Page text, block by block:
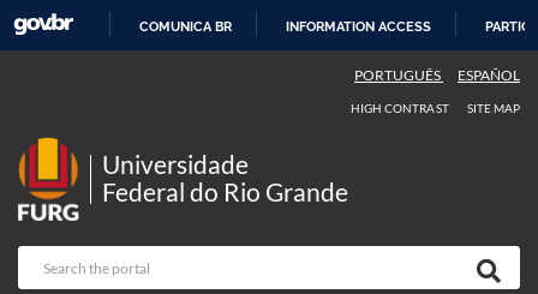
COMUNICA BR INFORMATION ACCESS
PORTUGUÊS ESPAÑOL
HIGH CONTRAST SITE MAP
Universidade
Federal do Rio Grande